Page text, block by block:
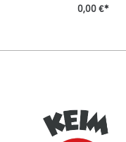
0,00 €